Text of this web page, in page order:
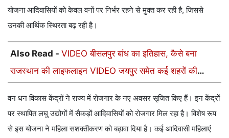
योजना आदिवासियों को केवल वनों पर निर्भर रहने से मुक्त कर रही है, जिससे
उनकी आर्थिक स्थिरता बढ़ रही है।
Also Read - VIDEO बीसलपुर बांध का इतिहास, कैसे बना
राजस्थान की लाइफलाइन VIDEO जयपुर समेत कई शहरों की
वन धन विकास केंद्रों ने राज्य में रोजगार के नए अवसर सृजित किए हैं। इन केंद्रों
पर स्थापित लघु उद्योगों में सैकड़ों आदिवासियों को रोजगार मिल रहा है। विशेष रूप
से इस योजना ने महिला सशक्तीकरण को बढ़ावा दिया है। कई आदिवासी महिलाएं